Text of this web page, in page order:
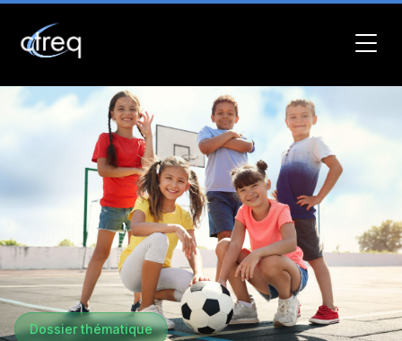
Dossier thématique